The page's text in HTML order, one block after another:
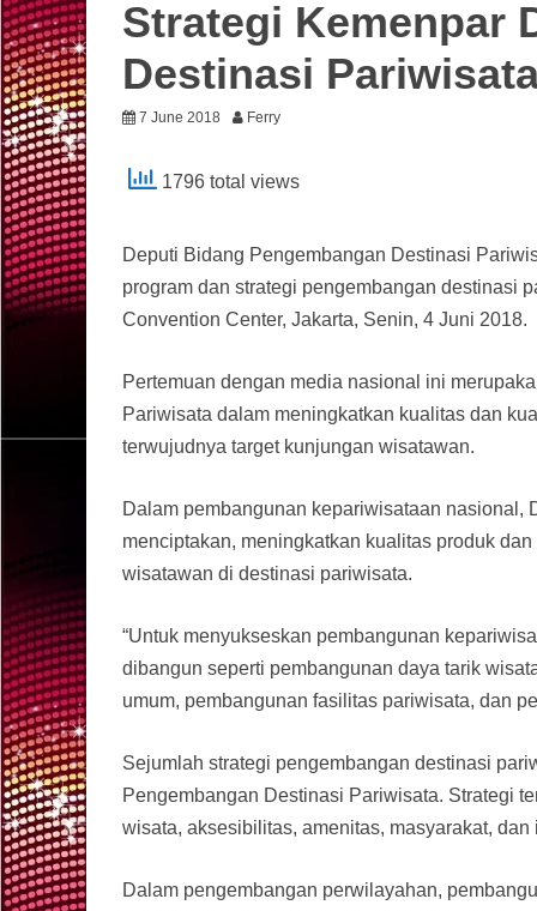
Strategi Kemenpar
Destinasi
7 June 2018 Ferry
1796 total views
Deputi Bidang Pengembangan Destinasi
program dan strategi pengembangan destinasi
Convention Center, Jakarta, Senin, 4 Juni 2018.
Pertemuan dengan media nasional ini
Pariwisata dalam meningkatkan kualitas dan
terwujudnya target kunjungan wisatawan.
Dalam pembangunan kepariwisataan
menciptakan, meningkatkan kualitas produk
wisatawan di destinasi pariwisata.
“Untuk menyukseskan pembangunan
dibangun seperti pembangunan daya tarik
umum, pembangunan fasilitas pariwisata, dan
Sejumlah strategi pengembangan destinasi
Pengembangan Destinasi Pariwisata. Strategi
wisata, aksesibilitas, amenitas, masyarakat, dan
Dalam pengembangan perwilayahan,